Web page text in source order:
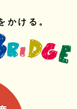
かける。